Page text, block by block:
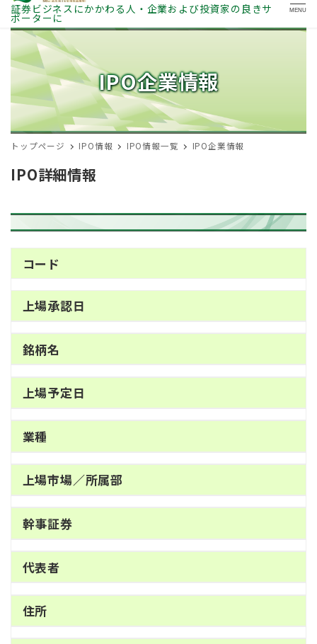
証券ビジネスにかかわる人・企業および投資家の良きサ
ポーターに
MENU
IPO企業情報
トップページ IPO情報 IPO情報一覧 IPO企業情報
IPO詳細情報
コード
上場承認日
銘柄名
上場予定日
業種
上場市場／所属部
幹事証券
代表者
住所